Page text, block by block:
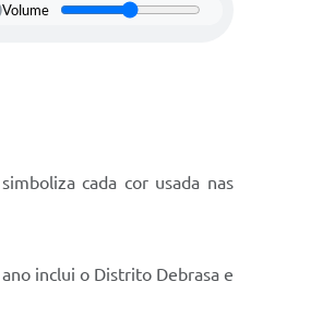
Volume
cada cor usada nas
inclui o Distrito Debrasa e